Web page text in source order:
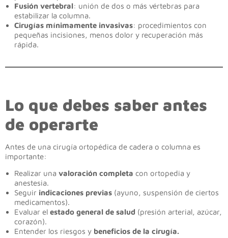
Fusión vertebral: unión de dos o más vértebras para
estabilizar la columna.
Cirugías mínimamente invasivas: procedimientos con
pequeñas incisiones, menos dolor y recuperación más
rápida.
Lo que debes saber antes
de operarte
Antes de una cirugía ortopédica de cadera o columna es
importante:
Realizar una valoración completa con ortopedia y
anestesia.
Seguir indicaciones previas (ayuno, suspensión de ciertos
medicamentos).
Evaluar el estado general de salud (presión arterial, azúcar,
corazón).
Entender los riesgos y beneficios de la cirugía.